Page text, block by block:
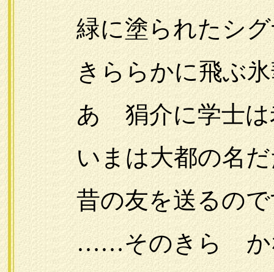
緑に塗られたシグ
きららかに飛ぶ氷
あゝ狷介に学士は
いまは大都の名だ
昔の友を送るので
……そのきらゝかな